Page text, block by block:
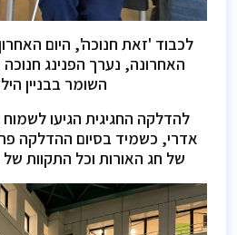
לכבוד 'זאת חנוכה', היום
האחרונה, נערך הפנינג
השומר בבניין
להדלקה החגיגית הגיעו לשמוח
אדרי, כשמיד בסיום ההדלקה
של חג האורות וכל התקוות של